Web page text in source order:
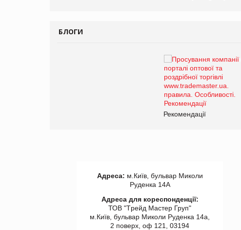
БЛОГИ
Рекомендації
Адреса: м.Київ, бульвар Миколи
Руденка 14А
Адреса для кореспонденції:
ТОВ "Tрейд Мастер Груп"
м.Київ, бульвар Миколи Руденка 14а,
2 поверх, оф 121, 03194